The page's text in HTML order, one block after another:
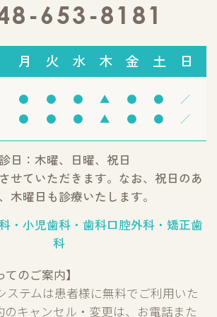
653-8181
月 火 水 木 金 土 日
● ● ● ▲ ● ● ／
● ● ● ▲ ● ● ／
日：木曜、日曜、祝日
せていただきます。なお、祝日のあ
木曜日も診療いたします。
・小児歯科・歯科口腔外科・矯正歯
科
てのご案内】
ステムは患者様に無料でご利用いた
のキャンセル・変更は、お電話また